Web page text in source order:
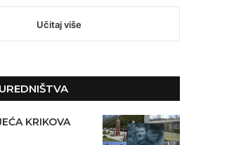
Učitaj više
KRIKOVA